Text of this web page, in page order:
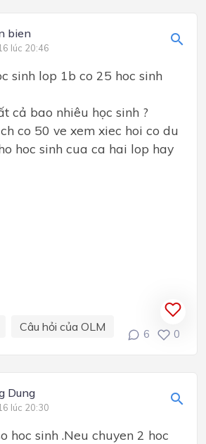
bien
lúc 20:46
sinh lop 1b co 25 hoc sinh
cả bao nhiêu học sinh ?
co 50 ve xem xiec hoi co du
hoc sinh cua ca hai lop hay
Câu hỏi của OLM
6 0
Dung
lúc 20:30
hoc sinh .Neu chuyen 2 hoc